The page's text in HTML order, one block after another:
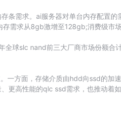
条需求。ai服务器对单台内存配置
需求从8gb激增至128gb;消费级市
球slc nand前三大厂商市场份额
一方面，存储介质由hdd向ssd的加
更高性能的qlc ssd需求，也推动着